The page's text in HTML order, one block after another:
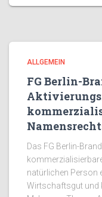
ALLGEMEIN
FG Berlin-
Das FG Berlin-
natürlichen Person
Wirtschaftsgut und